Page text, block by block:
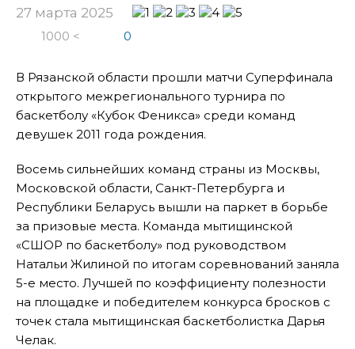
27 марта 2025
1000 < 0
В Рязанской области прошли матчи Суперфинала
открытого межрегионального турнира по
баскетболу «Кубок Феникса» среди команд
девушек 2011 года рождения.
Восемь сильнейших команд страны из Москвы,
Московской области, Санкт-Петербурга и
Республики Беларусь вышли на паркет в борьбе
за призовые места. Команда мытищинской
«СШОР по баскетболу» под руководством
Натальи Жилиной по итогам соревнований заняла
5-е место. Лучшей по коэффициенту полезности
на площадке и победителем конкурса бросков с
точек стала мытищинская баскетболистка Дарья
Челак.